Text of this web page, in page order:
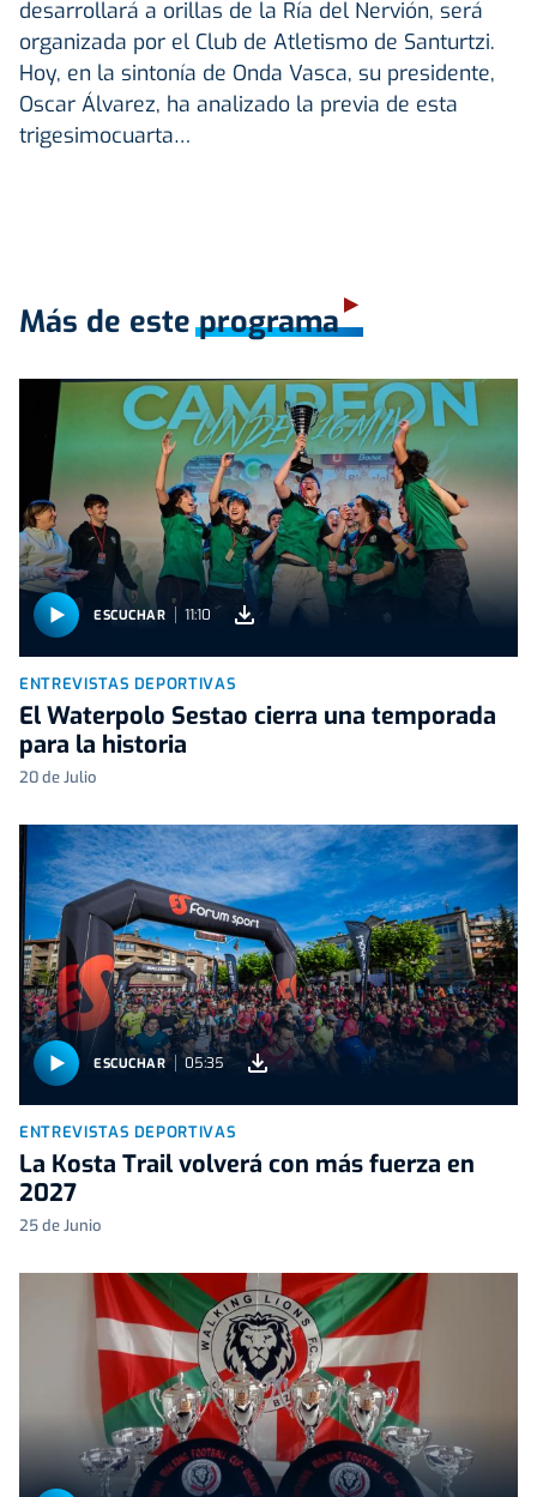
desarrollará a orillas de la Ría del Nervión, será
organizada por el Club de Atletismo de Santurtzi.
Hoy, en la sintonía de Onda Vasca, su presidente,
Oscar Álvarez, ha analizado la previa de esta
trigesimocuarta…
Más de este programa
ESCUCHAR 11:10
ENTREVISTAS DEPORTIVAS
El Waterpolo Sestao cierra una temporada
para la historia
20 de Julio
ESCUCHAR 05:35
ENTREVISTAS DEPORTIVAS
La Kosta Trail volverá con más fuerza en
2027
25 de Junio